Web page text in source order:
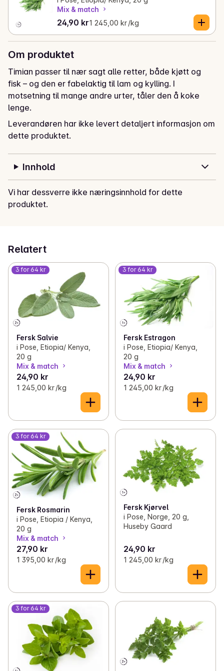
Mix & match
24,90 kr
Gjeldende pris er: 24,90 kr
1 245,00 kr /kg
Stykkpris: 1 245,00 kr /kg
Om produktet
Timian passer til nær sagt alle retter, både kjøtt og
fisk – og den er fabelaktig til lam og kylling. I
motsetning til mange andre urter, tåler den å koke
lenge.
Leverandøren har ikke levert detaljert informasjon om
dette produktet.
Innhold
Vi har dessverre ikke næringsinnhold for dette
produktet.
Relatert
3 for 64 kr
Fersk Salvie
i Pose, Etiopia/ Kenya,
20 g
Mix & match
24,90 kr
1 245,00 kr /kg
3 for 64 kr
Fersk Estragon
i Pose, Etiopia/ Kenya,
20 g
Mix & match
24,90 kr
1 245,00 kr /kg
3 for 64 kr
Fersk Rosmarin
i Pose, Etiopia / Kenya,
20 g
Mix & match
27,90 kr
1 395,00 kr /kg
Fersk Kjørvel
i Pose, Norge, 20 g,
Huseby Gaard
24,90 kr
1 245,00 kr /kg
3 for 64 kr